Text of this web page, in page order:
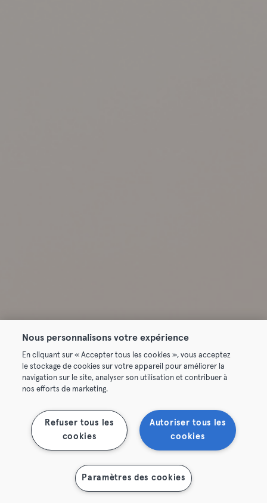
Nous personnalisons votre expérience
En cliquant sur « Accepter tous les cookies », vous acceptez
le stockage de cookies sur votre appareil pour améliorer la
navigation sur le site, analyser son utilisation et contribuer à
nos efforts de marketing.
Autoriser tous les
cookies
Refuser tous les
cookies
Paramètres des cookies